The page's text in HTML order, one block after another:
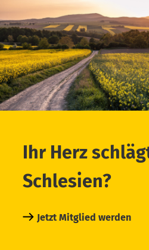
Ihr Herz
Schlesien?
Jetzt Mitglied werden